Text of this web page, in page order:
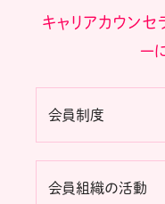
キャリアカウンセ
ー
会員制度
会員組織の活動